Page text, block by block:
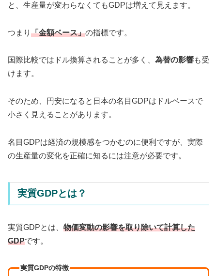
と、生産量が変わらなくてもGDPは増えて見えます。
つまり 「金額ベース」の指標です。
国際比較ではドル換算されることが多く、 為替の影響も受
けます。
そのため、円安になると日本の名目GDPはドルベースで
小さく見えることがあります。
名目GDPは経済の規模感をつかむのに便利ですが、実際
の生産量の変化を正確に知るには注意が必要です。
実質GDPとは？
実質GDPとは、 物価変動の影響を取り除いて計算した
GDPです。
実質GDPの特徴